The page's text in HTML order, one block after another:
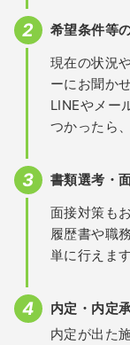
希望条件等
現在の状況
ーにお聞か
LINEやメー
つかったら
書類選考・
面接対策も
履歴書や職
単に行えます
内定・内定
内定が出た